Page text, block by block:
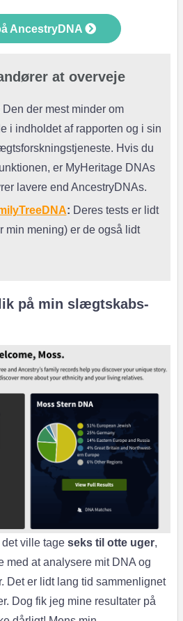
AncestryDNA
at overveje
Den der mest minder om
i indholdet af rapporten og i sin
Hvis du
er MyHeritage DNAs
lavere end AncestryDNAs.
: Deres tests er lidt
min mening) er de også lidt
på min slægtskabs-
ville tage seks til otte uger,
at analysere mit DNA og
Det er lidt lang tid sammenlignet
Dog fik jeg mine resultater på